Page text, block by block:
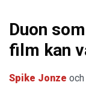
Duon
film kan
Spike Jonze och